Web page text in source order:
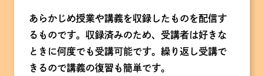
あらかじめ授業や講義を収録したものを配信す
るものです。収録済みのため、受講者は好きな
ときに何度でも受講可能です。繰り返し受講で
きるので講義の復習も簡単です。